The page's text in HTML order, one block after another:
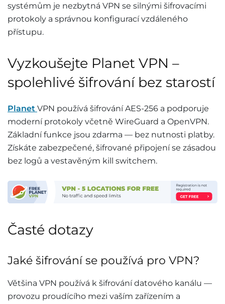
systémům je nezbytná VPN se silnými šifrovacími
protokoly a správnou konfigurací vzdáleného
přístupu.
Vyzkoušejte Planet VPN –
spolehlivé šifrování bez starostí
Planet VPN používá šifrování AES-256 a podporuje
moderní protokoly včetně WireGuard a OpenVPN.
Základní funkce jsou zdarma — bez nutnosti platby.
Získáte zabezpečené, šifrované připojení se zásadou
bez logů a vestavěným kill switchem.
Časté dotazy
Jaké šifrování se používá pro VPN?
Většina VPN používá k šifrování datového kanálu —
provozu proudícího mezi vaším zařízením a